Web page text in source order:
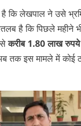
है कि लेखपाल ने उसे
है कि पिछले महीने
सेकरीब 1.80 लाख
तक इस मामले में कोई